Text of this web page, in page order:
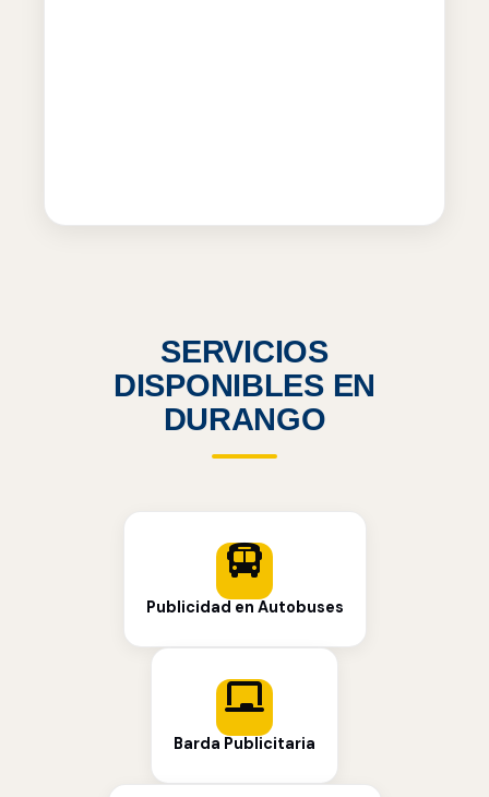
SERVICIOS
DISPONIBLES EN
DURANGO
Publicidad en Autobuses
Barda Publicitaria